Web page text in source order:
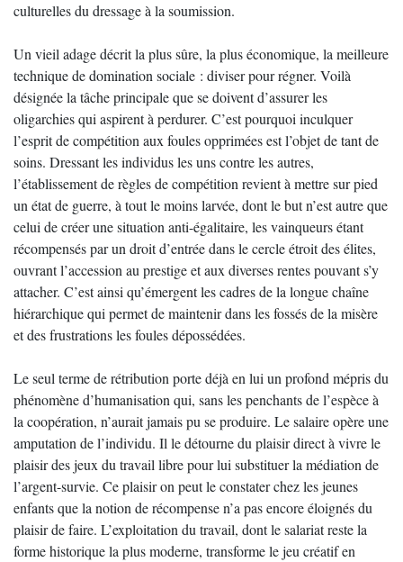
culturelles du dressage à la soumission.
Un vieil adage décrit la plus sûre, la plus économique, la meilleure
technique de domination sociale : diviser pour régner. Voilà
désignée la tâche principale que se doivent d’assurer les
oligarchies qui aspirent à perdurer. C’est pourquoi inculquer
l’esprit de compétition aux foules opprimées est l’objet de tant de
soins. Dressant les individus les uns contre les autres,
l’établissement de règles de compétition revient à mettre sur pied
un état de guerre, à tout le moins larvée, dont le but n’est autre que
celui de créer une situation anti-égalitaire, les vainqueurs étant
récompensés par un droit d’entrée dans le cercle étroit des élites,
ouvrant l’accession au prestige et aux diverses rentes pouvant s’y
attacher. C’est ainsi qu’émergent les cadres de la longue chaîne
hiérarchique qui permet de maintenir dans les fossés de la misère
et des frustrations les foules dépossédées.
Le seul terme de rétribution porte déjà en lui un profond mépris du
phénomène d’humanisation qui, sans les penchants de l’espèce à
la coopération, n’aurait jamais pu se produire. Le salaire opère une
amputation de l’individu. Il le détourne du plaisir direct à vivre le
plaisir des jeux du travail libre pour lui substituer la médiation de
l’argent-survie. Ce plaisir on peut le constater chez les jeunes
enfants que la notion de récompense n’a pas encore éloignés du
plaisir de faire. L’exploitation du travail, dont le salariat reste la
forme historique la plus moderne, transforme le jeu créatif en